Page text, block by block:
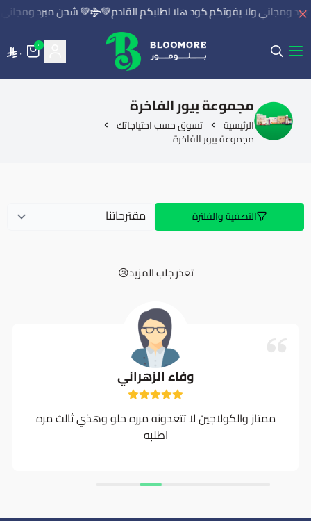
ومجاني ولا يفوتكم كود هلا لطلبكم القادم💚 💚 شحن مبرد ومجاني
بلومور | BLOOMORE
٠
٠
مجموعة بيور الفاخرة
الرئيسية تسوق حسب احتياجاتك
مجموعة بيور الفاخرة
التصفية والفلترة
تعذر جلب المزيد😢
وفاء الزهراني
ممتاز والكولاجين لا تتعدونه مرره حلو وهذي ثالث مره
اطلبه